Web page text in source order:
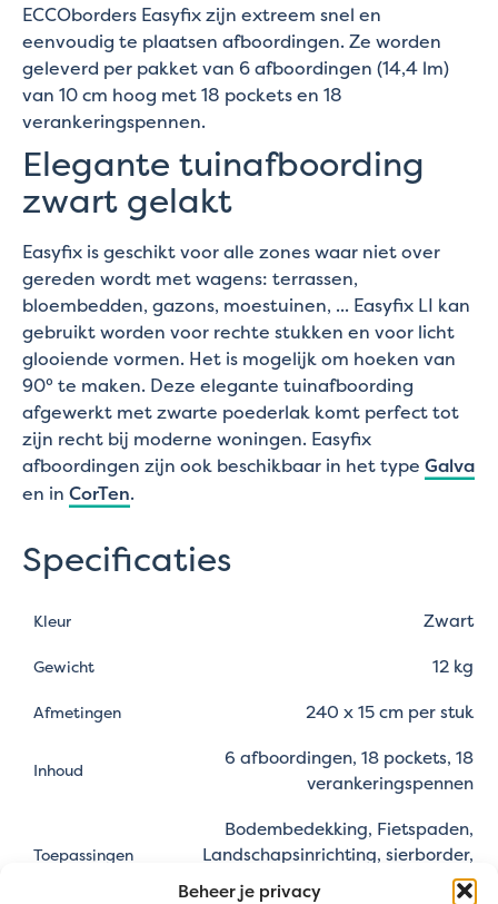
Beheer je privacy
ECCOborders Easyfix zijn extreem snel en
eenvoudig te plaatsen afboordingen. Ze worden
geleverd per pakket van 6 afboordingen (14,4 lm)
van 10 cm hoog met 18 pockets en 18
verankeringspennen.
Elegante tuinafboording
zwart gelakt
Easyfix is geschikt voor alle zones waar niet over
gereden wordt met wagens: terrassen,
bloembedden, gazons, moestuinen, ... Easyfix LI kan
gebruikt worden voor rechte stukken en voor licht
glooiende vormen. Het is mogelijk om hoeken van
90° te maken. Deze elegante tuinafboording
afgewerkt met zwarte poederlak komt perfect tot
zijn recht bij moderne woningen. Easyfix
afboordingen zijn ook beschikbaar in het type Galva
en in CorTen.
Specificaties
Kleur Zwart
Gewicht 12 kg
Afmetingen 240 x 15 cm per stuk
Inhoud
6 afboordingen, 18 pockets, 18
verankeringspennen
Toepassingen
Bodembedekking, Fietspaden,
Landschapsinrichting, sierborder,
Terrassen, Wandelpaden